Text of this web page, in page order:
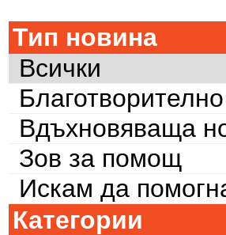
Тип новина
Всички
Вдъхновяваща
Зов за помощ
Искам да
Категории